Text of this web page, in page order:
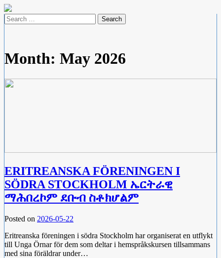
Skip
to
content
Search
for:
Month: May 2026
ERITREANSKA FÖRENINGEN I
SÖDRA STOCKHOLM ኤርትራዊ
ማሕበረኮም ደቡብ ስቶክሆልም
Posted on 2026-05-22
Eritreanska föreningen i södra Stockholm har organiserat en utflykt
till Unga Örnar för dem som deltar i hemspråkskursen tillsammans
med sina föräldrar under…